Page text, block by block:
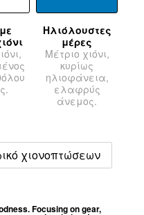
Ηλιόλουστες
μέρες
Μέτριο χιόνι,
κυρίως
ηλιοφάνεια,
ελαφρύς
άνεμος.
χιονοπτώσεων